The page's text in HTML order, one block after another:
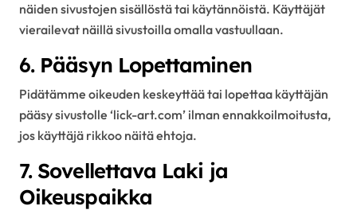
näiden sivustojen sisällöstä tai käytännöistä. Käyttäjät
vierailevat näillä sivustoilla omalla vastuullaan.
6. Pääsyn Lopettaminen
Pidätämme oikeuden keskeyttää tai lopettaa käyttäjän
pääsy sivustolle ‘lick-art.com’ ilman ennakkoilmoitusta,
jos käyttäjä rikkoo näitä ehtoja.
7. Sovellettava Laki ja
Oikeuspaikka